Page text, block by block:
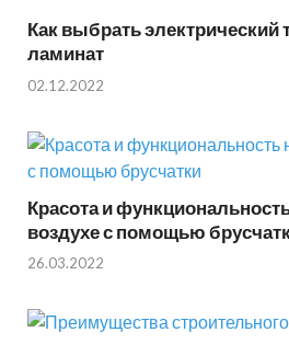
Как выбрать
ламинат
02.12.2022
Красота и
воздухе с помощью
26.03.2022